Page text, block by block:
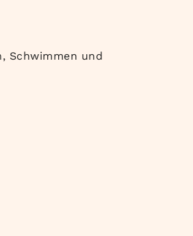
Schwimmen und